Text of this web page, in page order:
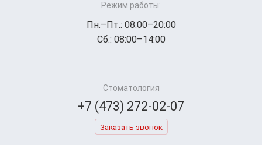
Режим работы:
Пн.–Пт.: 08:00–20:00
Сб.: 08:00–14:00
Стоматология
+7 (473) 272-02-07
Заказать звонок